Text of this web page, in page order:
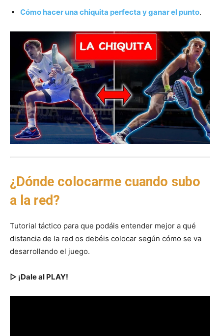
Cómo hacer una chiquita perfecta y ganar el punto.
¿Dónde colocarme cuando subo
a la red?
Tutorial táctico para que podáis entender mejor a qué
distancia de la red os debéis colocar según cómo se va
desarrollando el juego.
▷ ¡Dale al PLAY!